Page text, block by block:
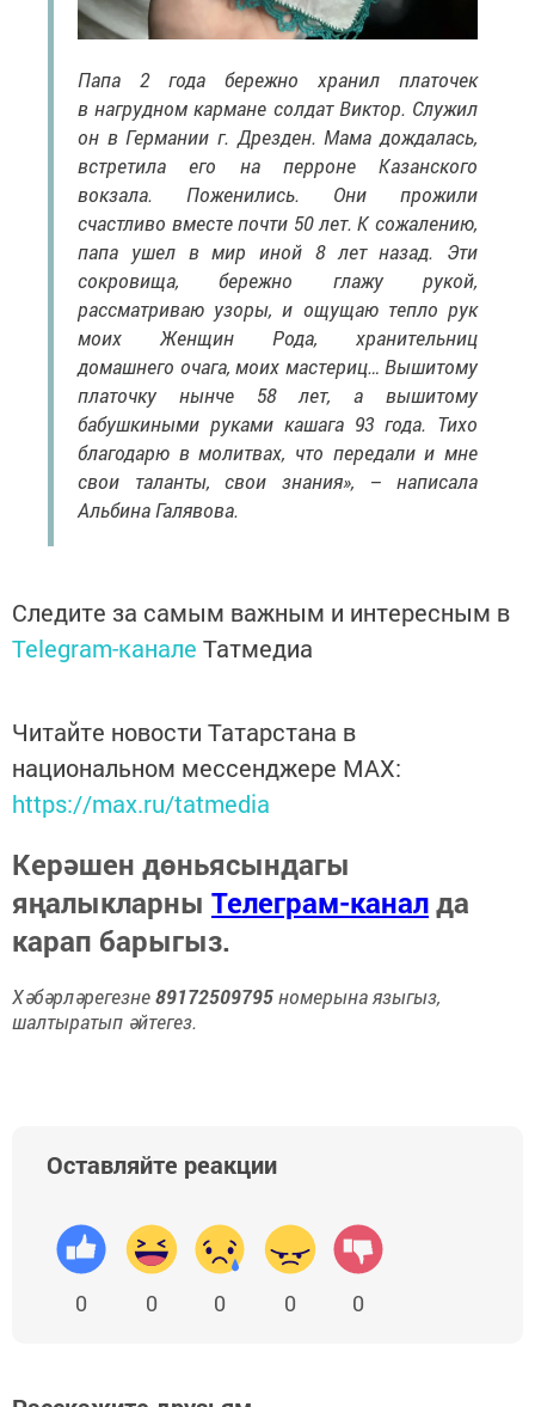
Папа 2 года бережно хранил платочек
в нагрудном кармане солдат Виктор. Служил
он в Германии г. Дрезден. Мама дождалась,
встретила его на перроне Казанского
вокзала. Поженились. Они прожили
счастливо вместе почти 50 лет. К сожалению,
папа ушел в мир иной 8 лет назад. Эти
сокровища, бережно глажу рукой,
рассматриваю узоры, и ощущаю тепло рук
моих Женщин Рода, хранительниц
домашнего очага, моих мастериц… Вышитому
платочку нынче 58 лет, а вышитому
бабушкиными руками кашага 93 года. Тихо
благодарю в молитвах, что передали и мне
свои таланты, свои знания», – написала
Альбина Галявова.
Следите за самым важным и интересным в
Telegram-канале Татмедиа
Читайте новости Татарстана в
национальном мессенджере MАХ:
https://max.ru/tatmedia
Керәшен дөньясындагы
яңалыкларны Телеграм-каналда
карап барыгыз.
Хәбәрләрегезне89172509795номерына языгыз,
шалтыратып әйтегез.
Оставляйте реакции
0 0 0 0 0